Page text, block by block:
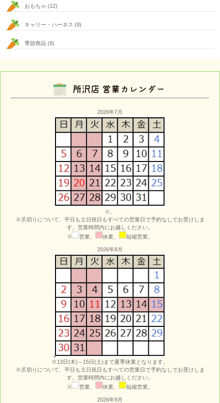
おもちゃ (12)
キャリー・ハーネス (8)
季節商品 (8)
2026年7月
※。
※爪切りについて、平日も土日祝日もすべての営業日で予約なしでお受けしま
す。営業時間内にお越しください。
※
営業、 休業、 短縮営業。
2026年8月
※13日(木)～15日(土)まで夏季休業となります。
※爪切りについて、平日も土日祝日もすべての営業日で予約なしでお受けしま
す。営業時間内にお越しください。
※
営業、 休業、 短縮営業。
2026年9月